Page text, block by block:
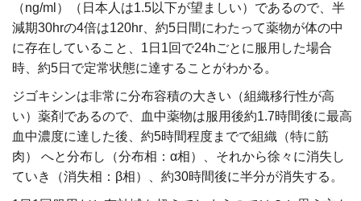
（ng/ml）（日本人は1.5以下が望ましい）であるので、半
減期30hrの4倍は120hr、約5日間にわたって薬物が体の中
に存在していること、1日1回で24hごとに服用した場合
時、約5日で定常状態に達することがわかる。
ジゴキシンは非常に分布容積の大きい（組織移行性が高
い）薬剤であるので、血中薬物は服用後約1.7時間後に最高
血中濃度に達した後、約5時間程度までで組織（特に筋
肉） へと分布し（分布相：α相）、それから徐々に消失し
ていき（消失相：β相）、約30時間後に半分が消失する。